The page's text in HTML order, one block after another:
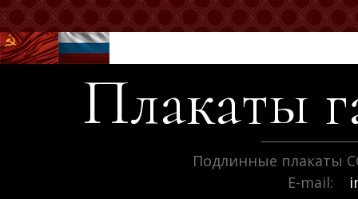
Плакаты
Подлинные плакаты
E-mail: